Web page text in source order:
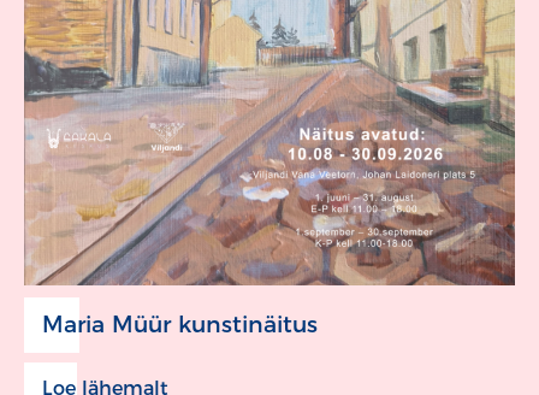
Maria Müür kunstinäitus
Loe lähemalt